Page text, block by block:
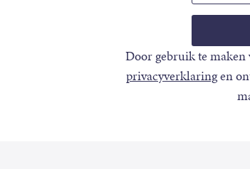
Door gebruik te maken
privacyverklaringen